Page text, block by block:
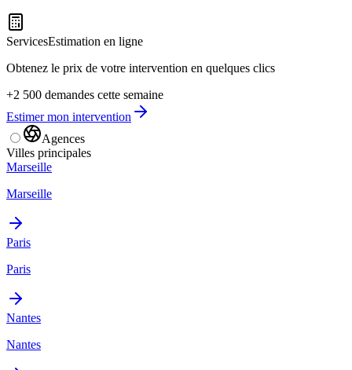
ServicesEstimation en ligne
Obtenez le prix de votre intervention en quelques clics
+2 500 demandes cette semaine
Estimer mon intervention
Agences
Villes principales
Marseille
Marseille
Paris
Paris
Nantes
Nantes